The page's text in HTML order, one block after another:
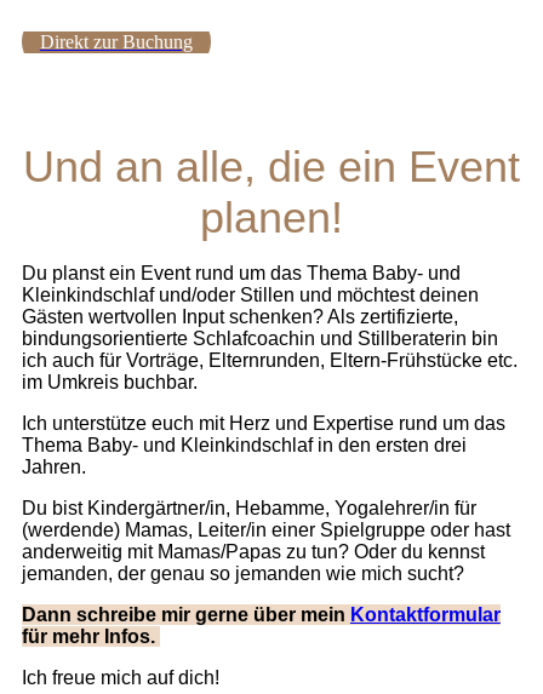
Direkt zur Buchung
Und an alle, die ein Event
planen!
Du planst ein Event rund um das Thema Baby- und
Kleinkindschlaf und/oder Stillen und möchtest deinen
Gästen wertvollen Input schenken? Als zertifizierte,
bindungsorientierte Schlafcoachin und Stillberaterin bin
ich auch für Vorträge, Elternrunden, Eltern-Frühstücke etc.
im Umkreis buchbar.
Ich unterstütze euch mit Herz und Expertise rund um das
Thema Baby- und Kleinkindschlaf in den ersten drei
Jahren.
Du bist Kindergärtner/in, Hebamme, Yogalehrer/in für
(werdende) Mamas, Leiter/in einer Spielgruppe oder hast
anderweitig mit Mamas/Papas zu tun? Oder du kennst
jemanden, der genau so jemanden wie mich sucht?
Dann schreibe mir gerne über mein Kontaktformular
für mehr Infos.
Ich freue mich auf dich!